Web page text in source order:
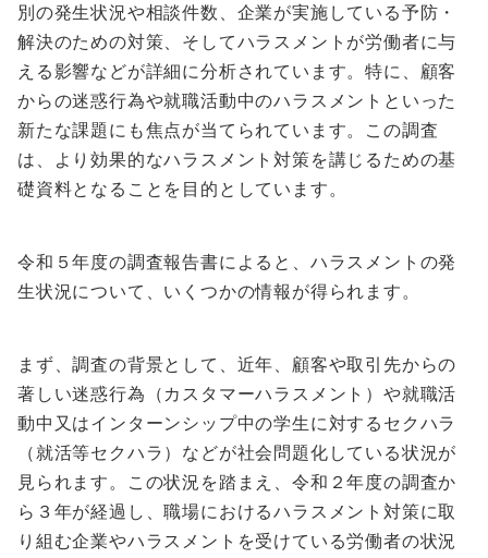
別の発生状況や相談件数、企業が実施している予防・
解決のための対策、そしてハラスメントが労働者に与
える影響などが詳細に分析されています。特に、顧客
からの迷惑行為や就職活動中のハラスメントといった
新たな課題にも焦点が当てられています。この調査
は、より効果的なハラスメント対策を講じるための基
礎資料となることを目的としています。
令和５年度の調査報告書によると、ハラスメントの発
生状況について、いくつかの情報が得られます。
まず、調査の背景として、近年、顧客や取引先からの
著しい迷惑行為（カスタマーハラスメント）や就職活
動中又はインターンシップ中の学生に対するセクハラ
（就活等セクハラ）などが社会問題化している状況が
見られます。この状況を踏まえ、令和２年度の調査か
ら３年が経過し、職場におけるハラスメント対策に取
り組む企業やハラスメントを受けている労働者の状況